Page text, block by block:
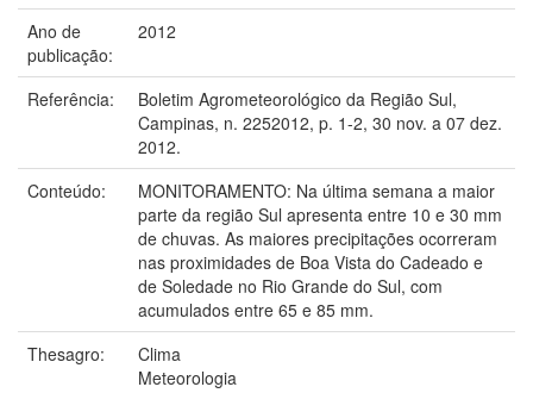
Ano de
publicação:
2012
Referência:
Boletim Agrometeorológico da Região Sul,
Campinas, n. 2252012, p. 1-2, 30 nov. a 07 dez.
2012.
Conteúdo:
MONITORAMENTO: Na última semana a maior
parte da região Sul apresenta entre 10 e 30 mm
de chuvas. As maiores precipitações ocorreram
nas proximidades de Boa Vista do Cadeado e
de Soledade no Rio Grande do Sul, com
acumulados entre 65 e 85 mm.
Thesagro:
Clima
Meteorologia